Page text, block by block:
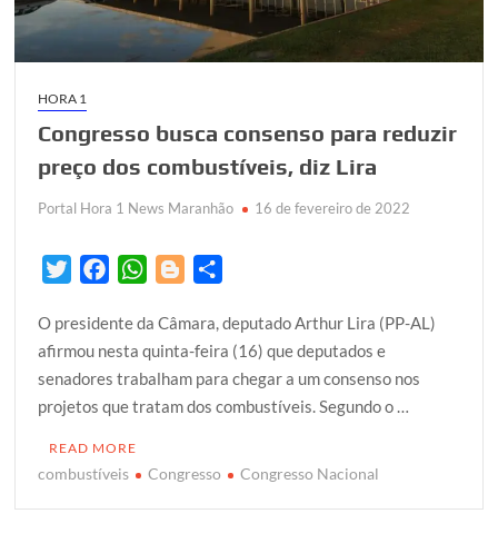
HORA 1
Congresso busca consenso para reduzir
preço dos combustíveis, diz Lira
Portal Hora 1 News Maranhão 16 de fevereiro de 2022
i
t
t
e
r
c
e
b
o
o
k
W
a
t
s
A
p
o
g
g
e
a
r
e
O presidente da Câmara, deputado Arthur Lira (PP-AL)
afirmou nesta quinta-feira (16) que deputados e
senadores trabalham para chegar a um consenso nos
projetos que tratam dos combustíveis. Segundo o …
READ MORE
combustíveis Congresso Congresso Nacional